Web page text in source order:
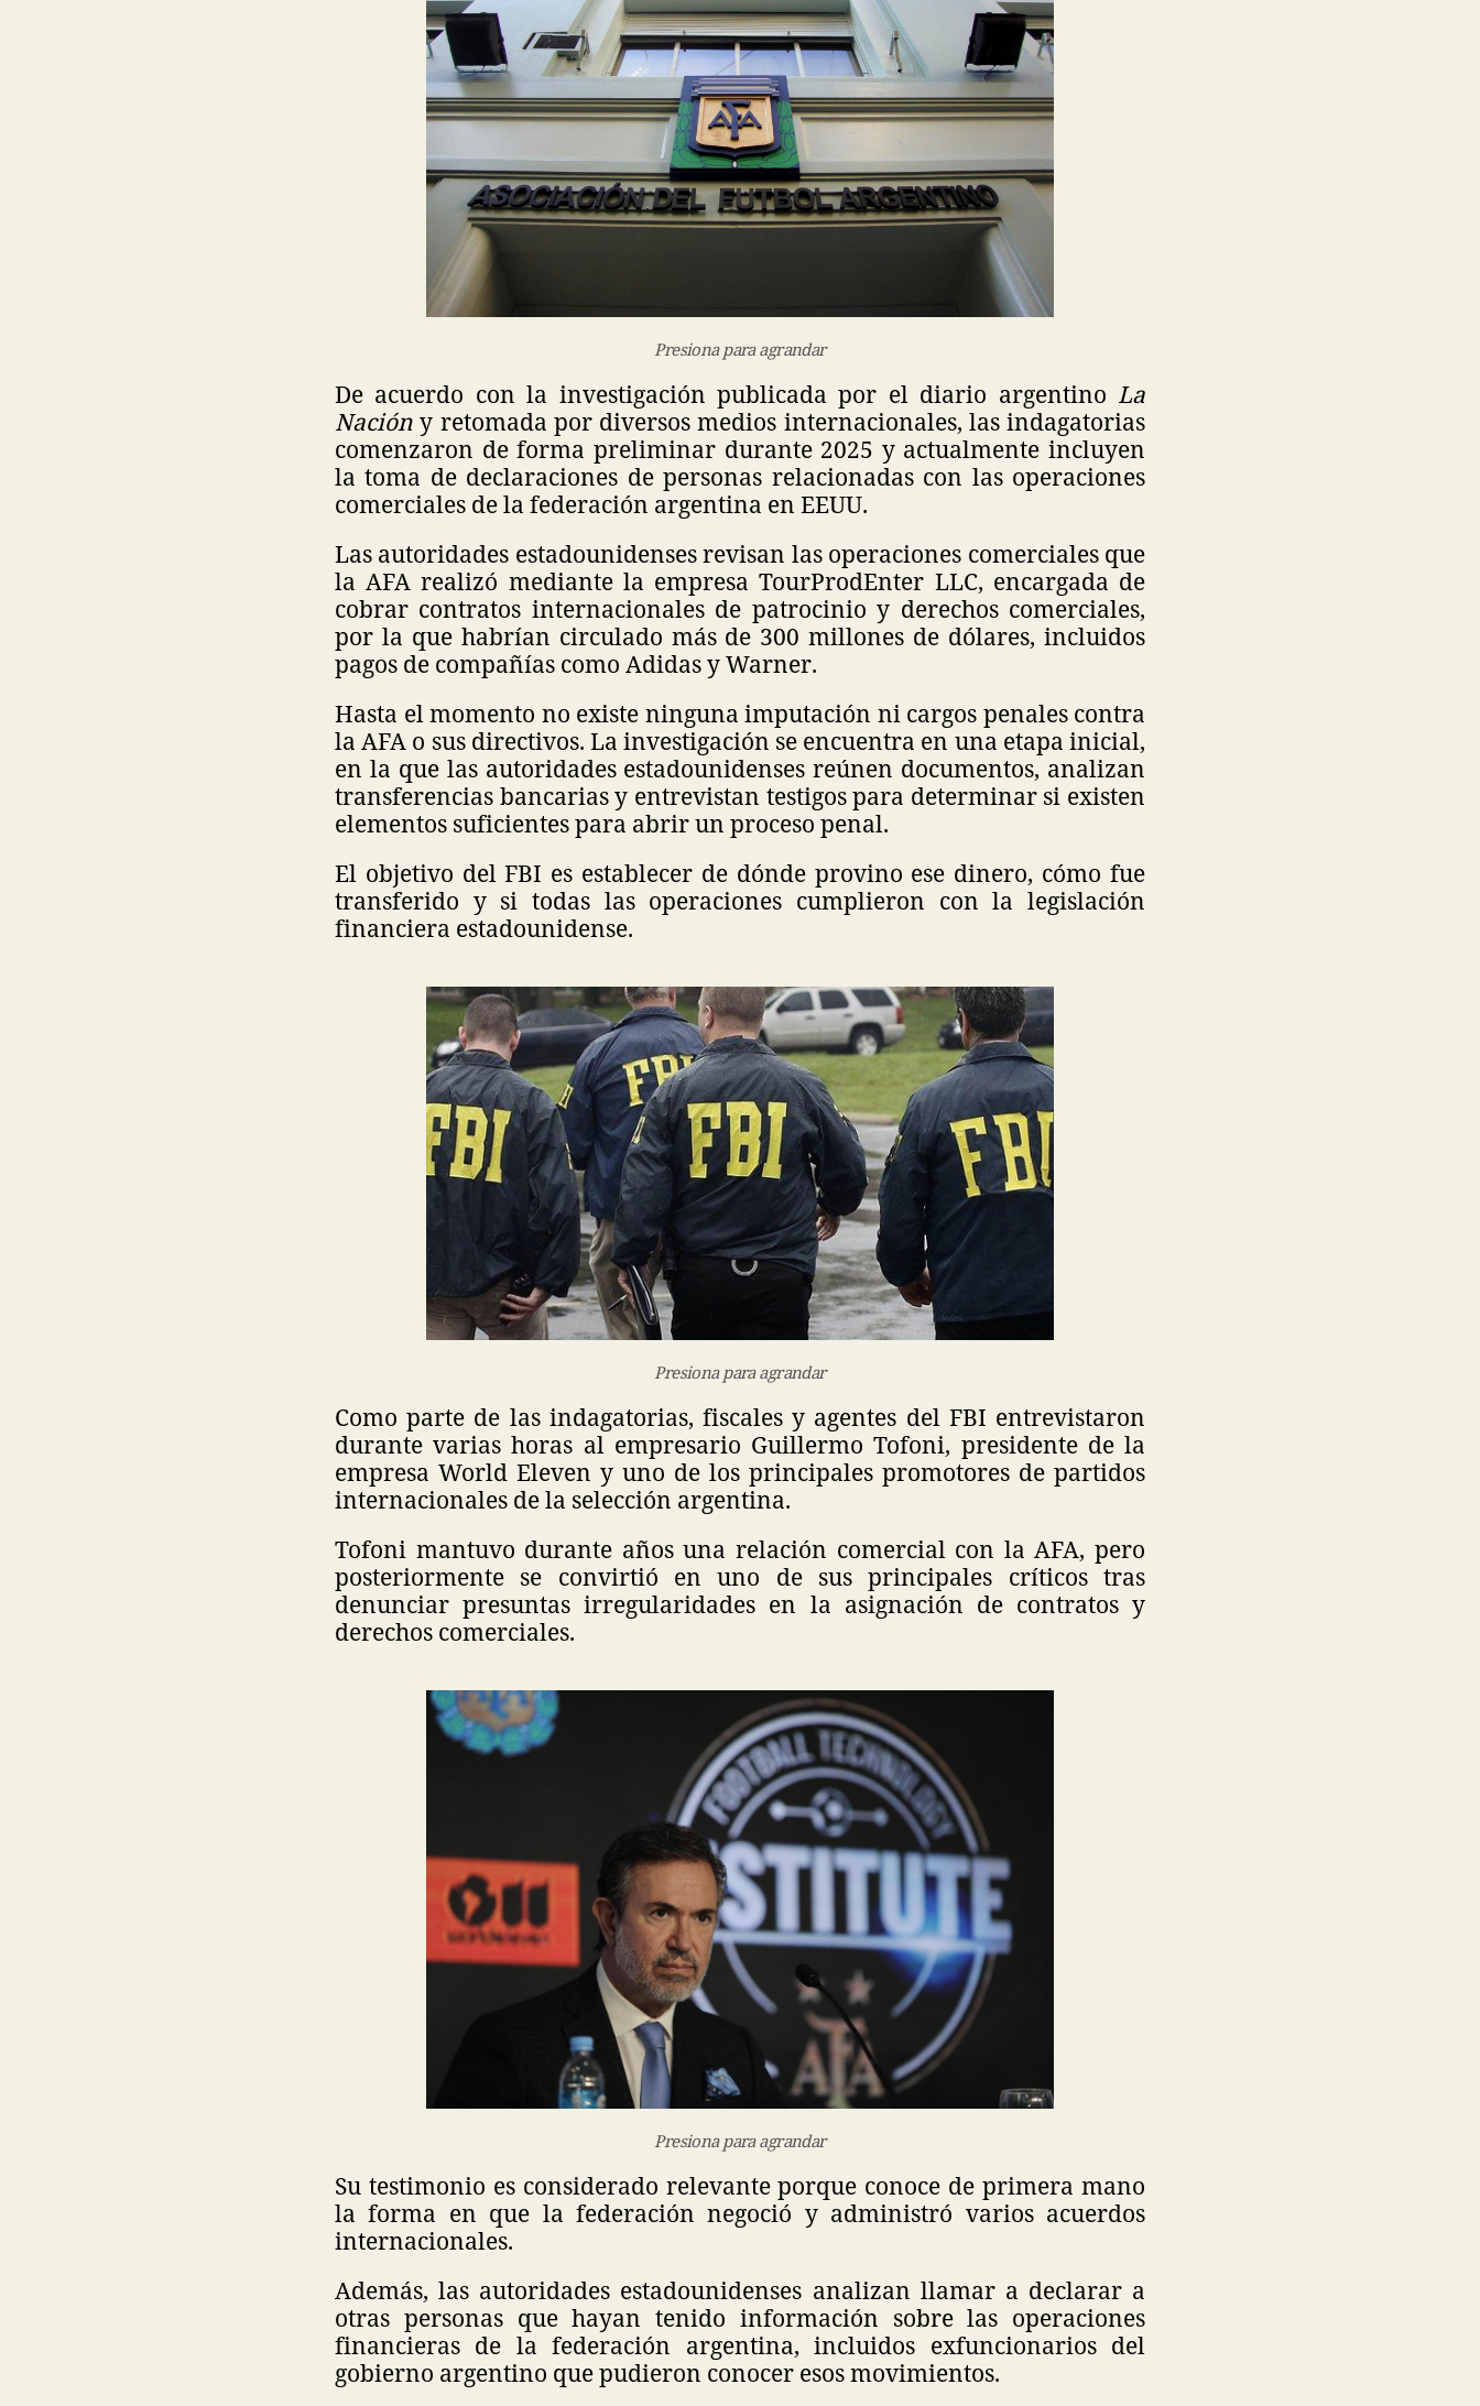
Presiona para agrandar
De acuerdo con la investigación publicada por el diario argentino La
Nación y retomada por diversos medios internacionales, las indagatorias
comenzaron de forma preliminar durante 2025 y actualmente incluyen
la toma de declaraciones de personas relacionadas con las operaciones
comerciales de la federación argentina en EEUU.
Las autoridades estadounidenses revisan las operaciones comerciales que
la AFA realizó mediante la empresa TourProdEnter LLC, encargada de
cobrar contratos internacionales de patrocinio y derechos comerciales,
por la que habrían circulado más de 300 millones de dólares, incluidos
pagos de compañías como Adidas y Warner.
Hasta el momento no existe ninguna imputación ni cargos penales contra
la AFA o sus directivos. La investigación se encuentra en una etapa inicial,
en la que las autoridades estadounidenses reúnen documentos, analizan
transferencias bancarias y entrevistan testigos para determinar si existen
elementos suficientes para abrir un proceso penal.
El objetivo del FBI es establecer de dónde provino ese dinero, cómo fue
transferido y si todas las operaciones cumplieron con la legislación
financiera estadounidense.
Presiona para agrandar
Como parte de las indagatorias, fiscales y agentes del FBI entrevistaron
durante varias horas al empresario Guillermo Tofoni, presidente de la
empresa World Eleven y uno de los principales promotores de partidos
internacionales de la selección argentina.
Tofoni mantuvo durante años una relación comercial con la AFA, pero
posteriormente se convirtió en uno de sus principales críticos tras
denunciar presuntas irregularidades en la asignación de contratos y
derechos comerciales.
Presiona para agrandar
Su testimonio es considerado relevante porque conoce de primera mano
la forma en que la federación negoció y administró varios acuerdos
internacionales.
Además, las autoridades estadounidenses analizan llamar a declarar a
otras personas que hayan tenido información sobre las operaciones
financieras de la federación argentina, incluidos exfuncionarios del
gobierno argentino que pudieron conocer esos movimientos.